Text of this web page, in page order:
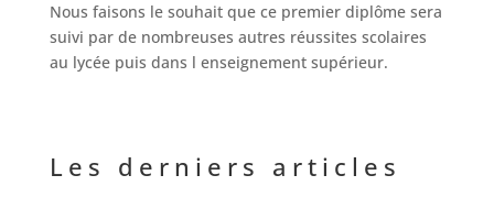
Nous faisons le souhait que ce premier diplôme sera
suivi par de nombreuses autres réussites scolaires
au lycée puis dans l enseignement supérieur.
Les derniers articles